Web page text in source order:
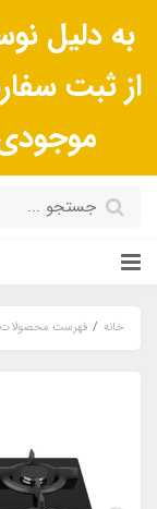
به دلیل
از ثبت
خانه فهرست محصولات